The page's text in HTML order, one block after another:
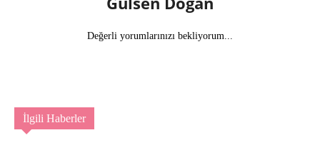
Değerli yorumlarınızı bekliyorum...
İlgili Haberler